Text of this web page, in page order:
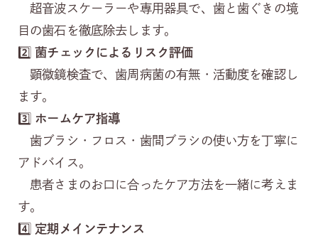
超音波スケーラーや専用器具で、歯と歯ぐきの境
目の歯石を徹底除去します。
2️⃣菌チェックによるリスク評価
顕微鏡検査で、歯周病菌の有無・活動度を確認し
ます。
3️⃣ ホームケア指導
歯ブラシ・フロス・歯間ブラシの使い方を丁寧に
アドバイス。
患者さまのお口に合ったケア方法を一緒に考えま
す。
4️⃣ 定期メインテナンス